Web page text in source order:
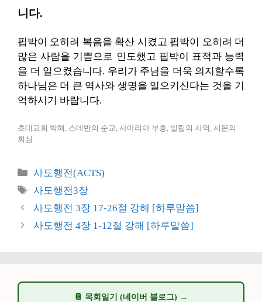
니다.
핍박이 오히려 복음을 확산 시켰고 핍박이 오히려 더
많은 사람을 기쁨으로 인도했고 핍박이 표적과 능력
을 더 일으켰습니다. 우리가 주님을 더욱 의지할수록
하나님은 더 큰 역사와 생명을 일으키신다는 것을 기
억하시기 바랍니다.
초대교회 박해, 스데반의 순교, 사마리아 부흥, 빌립의 사역, 시몬의
회심
카
테
리
사도행전(ACTS)
태
그
사도행전3장
사도행전 3장 17-26절 강해 [하루말씀]
사도행전 4장 1-12절 강해 [하루말씀]
📔 목회일기 (네이버 블로그) →